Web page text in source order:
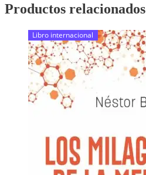
Productos relacionados
Libro internacional